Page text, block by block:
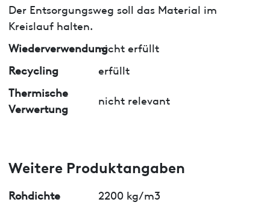
Der Entsorgungsweg soll das Material im
Kreislauf halten.
Wiederverwendungnicht erfüllt
Recycling
erfüllt
Thermische
Verwertung
nicht relevant
Weitere Produktangaben
Rohdichte
2200 kg/m3